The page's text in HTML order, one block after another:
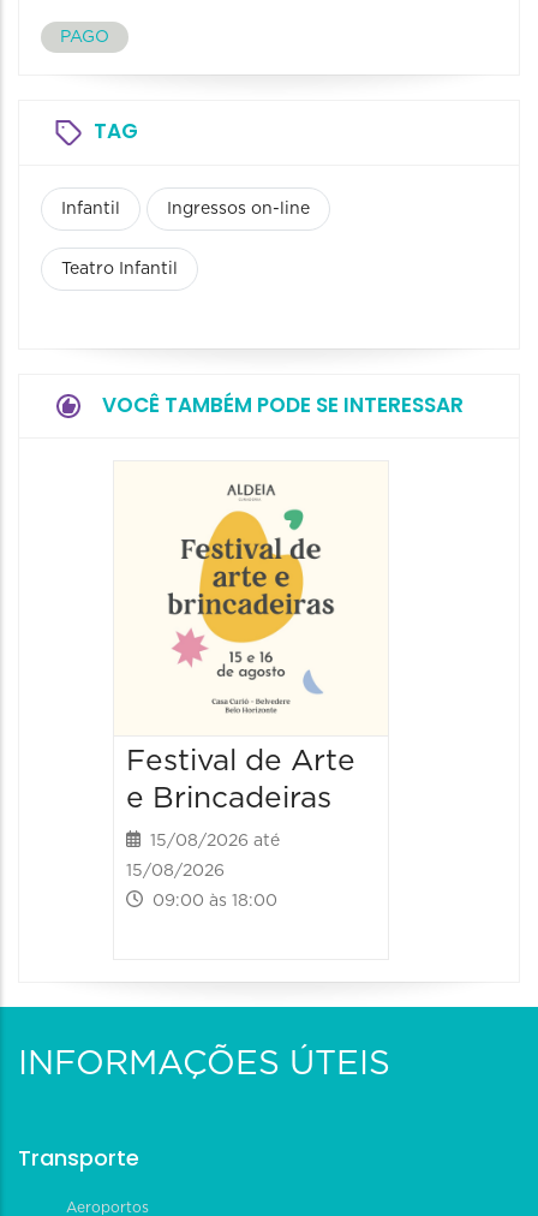
PAGO
TAG
Infantil Ingressos on-line
Teatro Infantil
VOCÊ TAMBÉM PODE SE INTERESSAR
Festival de Arte
e Brincadeiras
15/08/2026 até
15/08/2026
09:00 às 18:00
INFORMAÇÕES ÚTEIS
Transporte
Aeroportos